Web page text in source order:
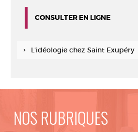
CONSULTER EN LIGNE
L'idéologie chez Saint Exupéry
NOS RUBRIQUES